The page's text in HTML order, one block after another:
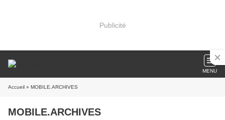
Publicité
MENU
Accueil » MOBILE.ARCHIVES
MOBILE.ARCHIVES